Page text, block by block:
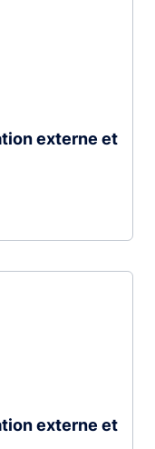
externe et
externe et